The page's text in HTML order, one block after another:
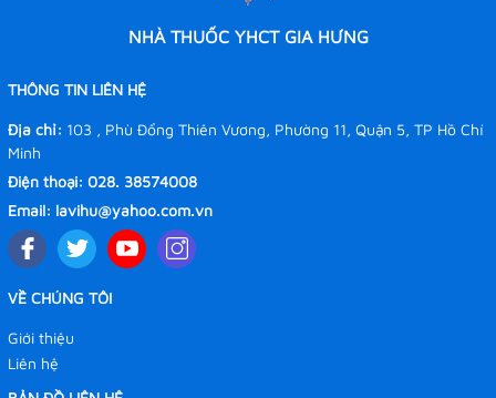
bình, vào 4 kinh: vị, đại tràng, can, đảm.
Sách cổ nói cây tần giao có tác dụng hoạt huyết,
trấn thống (làm cho mau lưu thông và giảm đau)
còn có tác dụng lợi đại tiện, chữa da vàng (hoàng
đảm), ho sốt.
Phòng phong còn là 1 vị thuốc dùng trong
NHÀ THUỐC YHCT GIA HƯNG
THÔNG TIN LIÊN HỆ
Địa chỉ: 103 , Phù Đổng Thiên Vương, Phường 11, Quận 5, TP Hồ Chí
Minh
Điện thoại: 028. 38574008
Email: lavihu@yahoo.com.vn
VỀ CHÚNG TÔI
Giới thiệu
Liên hệ